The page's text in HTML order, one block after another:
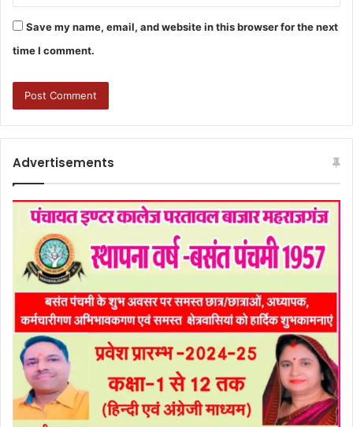
Save my name, email, and website in this browser for the next
time I comment.
Advertisements